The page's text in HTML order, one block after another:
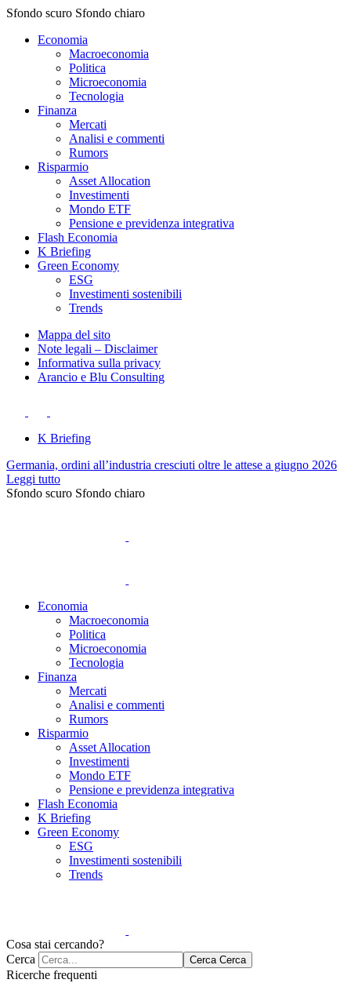
Sfondo scuro Sfondo chiaro
Economia
Macroeconomia
Politica
Microeconomia
Tecnologia
Finanza
Mercati
Analisi e commenti
Rumors
Risparmio
Asset Allocation
Investimenti
Mondo ETF
Pensione e previdenza integrativa
Flash Economia
K Briefing
Green Economy
ESG
Investimenti sostenibili
Trends
Mappa del sito
Note legali – Disclaimer
Informativa sulla privacy
Arancio e Blu Consulting
K Briefing
Germania, ordini all’industria cresciuti oltre le attese a giugno 2026
Leggi tutto
Sfondo scuro Sfondo chiaro
Economia
Macroeconomia
Politica
Microeconomia
Tecnologia
Finanza
Mercati
Analisi e commenti
Rumors
Risparmio
Asset Allocation
Investimenti
Mondo ETF
Pensione e previdenza integrativa
Flash Economia
K Briefing
Green Economy
ESG
Investimenti sostenibili
Trends
Cosa stai cercando?
Cerca
Cerca Cerca
Ricerche frequenti